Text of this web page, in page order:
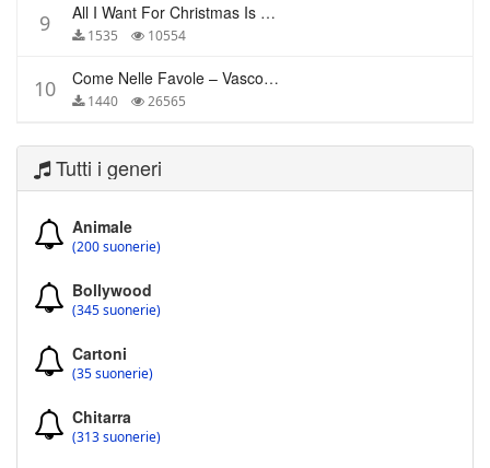
9 All I Want For Christmas Is You – Mariah Carey
1535 10554
10 Come Nelle Favole – Vasco Rossi
1440 26565
Tutti i generi
Animale
(200 suonerie)
Bollywood
(345 suonerie)
Cartoni
(35 suonerie)
Chitarra
(313 suonerie)